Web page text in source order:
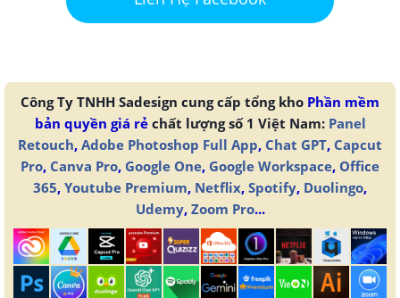
Công Ty TNHH Sadesign cung cấp tổng kho Phần mềm
bản quyền giá rẻchất lượng số 1 Việt Nam: Panel
Retouch, Adobe Photoshop Full App, Chat GPT, Capcut
Pro, Canva Pro, Google One, Google Workspace, Office
365, Youtube Premium, Netflix, Spotify, Duolingo,
Udemy, Zoom Pro...